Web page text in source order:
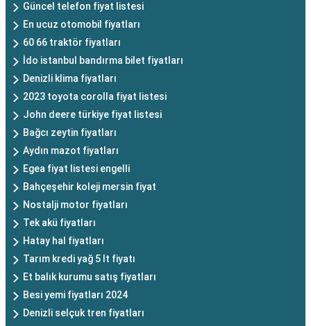
Güncel telefon fiyat listesi
En ucuz otomobil fiyatları
60 66 traktör fiyatları
İdo istanbul bandırma bilet fiyatları
Denizli klima fiyatları
2023 toyota corolla fiyat listesi
John deere türkiye fiyat listesi
Bağcı zeytin fiyatları
Aydın mazot fiyatları
Egea fiyat listesi engelli
Bahçeşehir koleji mersin fiyat
Nostalji motor fiyatları
Tek akü fiyatları
Hatay hal fiyatları
Tarım kredi yağ 5 lt fiyatı
Et balık kurumu satış fiyatları
Besi yemi fiyatları 2024
Denizli selçuk tren fiyatları